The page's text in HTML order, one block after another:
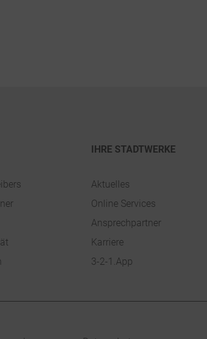
IHRE STADTWERKE
Aktuelles
Online Services
Ansprechpartner
Karriere
3-2-1.App